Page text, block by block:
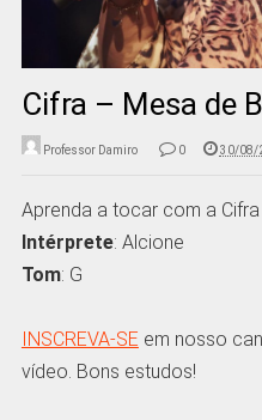
Cifra – Mesa de
Professor Damiro 0 30/08/
Aprenda a tocar com a
Intérprete: Alcione
Tom: G
INSCREVA-SE em nosso
vídeo. Bons estudos!